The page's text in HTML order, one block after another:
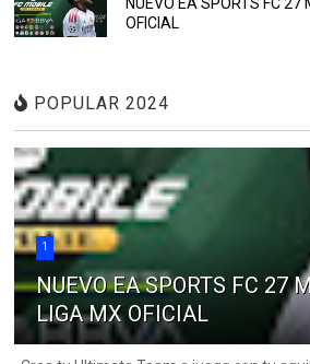
OFICIAL
POPULAR 2024
1
NUEVO EA SPORTS FC 27
LIGA MX OFICIAL